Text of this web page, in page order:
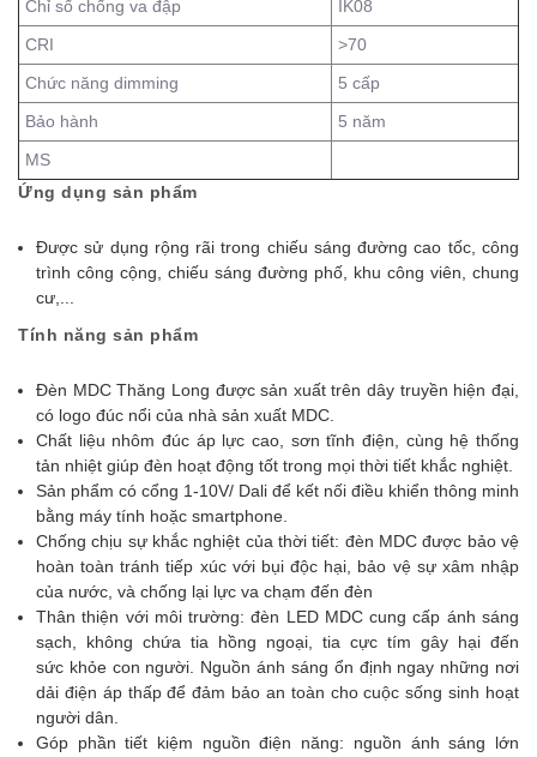
Chỉ số chống va đập
IK08
CRI
>70
Chức năng dimming
5 cấp
Bảo hành
5 năm
MS
Ứng dụng sản phẩm
Được sử dụng rộng rãi trong chiếu sáng đường cao tốc, công
trình công cộng, chiếu sáng đường phố, khu công viên, chung
cư,...
Tính năng sản phẩm
Đèn MDC Thăng Long được sản xuất trên dây truyền hiện đại,
có logo đúc nổi của nhà sản xuất MDC.
Chất liệu nhôm đúc áp lực cao, sơn tĩnh điện, cùng hệ thống
tản nhiệt giúp đèn hoạt động tốt trong mọi thời tiết khắc nghiệt.
Sản phẩm có cổng 1-10V/ Dali để kết nối điều khiển thông minh
bằng máy tính hoặc smartphone.
Chống chịu sự khắc nghiệt của thời tiết: đèn MDC được bảo vệ
hoàn toàn tránh tiếp xúc với bụi độc hại, bảo vệ sự xâm nhập
của nước, và chống lại lực va chạm đến đèn
Thân thiện với môi trường: đèn LED MDC cung cấp ánh sáng
sạch, không chứa tia hồng ngoại, tia cực tím gây hại đến
sức khỏe con người. Nguồn ánh sáng ổn định ngay những nơi
dải điện áp thấp để đảm bảo an toàn cho cuộc sống sinh hoạt
người dân.
Góp phần tiết kiệm nguồn điện năng: nguồn ánh sáng lớn